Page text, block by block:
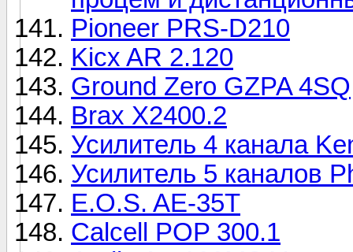
Pioneer PRS-D210
Kicx AR 2.120
Ground Zero GZPA 4SQ
Brax X2400.2
Усилитель 4 канала
Усилитель 5 каналов
E.O.S. AE-35T
Calcell POP 300.1